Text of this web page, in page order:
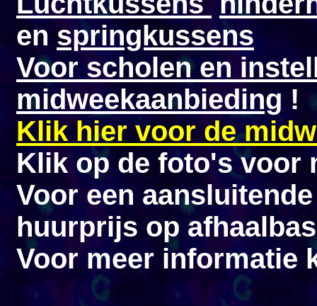
en springkussens
Voor scholen en
midweekaanbieding !
Klik hier voor de
Klik op de foto's voor
Voor een
huurprijs op
Voor meer informatie